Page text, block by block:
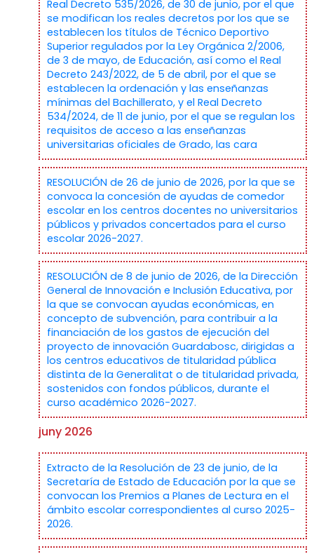
Real Decreto 535/2026, de 30 de junio, por el que
se modifican los reales decretos por los que se
establecen los títulos de Técnico Deportivo
Superior regulados por la Ley Orgánica 2/2006,
de 3 de mayo, de Educación, así como el Real
Decreto 243/2022, de 5 de abril, por el que se
establecen la ordenación y las enseñanzas
mínimas del Bachillerato, y el Real Decreto
534/2024, de 11 de junio, por el que se regulan los
requisitos de acceso a las enseñanzas
universitarias oficiales de Grado, las cara
RESOLUCIÓN de 26 de junio de 2026, por la que se
convoca la concesión de ayudas de comedor
escolar en los centros docentes no universitarios
públicos y privados concertados para el curso
escolar 2026-2027.
RESOLUCIÓN de 8 de junio de 2026, de la Dirección
General de Innovación e Inclusión Educativa, por
la que se convocan ayudas económicas, en
concepto de subvención, para contribuir a la
financiación de los gastos de ejecución del
proyecto de innovación Guardabosc, dirigidas a
los centros educativos de titularidad pública
distinta de la Generalitat o de titularidad privada,
sostenidos con fondos públicos, durante el
curso académico 2026-2027.
juny 2026
Extracto de la Resolución de 23 de junio, de la
Secretaría de Estado de Educación por la que se
convocan los Premios a Planes de Lectura en el
ámbito escolar correspondientes al curso 2025-
2026.